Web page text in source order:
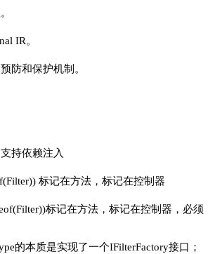
IR。
防和保护机制。
持依赖注入
标记在方法，标记在控制器
标记在方法，标记在控制器，必须
的本质是实现了一个IFilterFactory接口；